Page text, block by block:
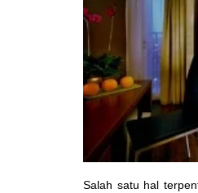
Salah satu hal